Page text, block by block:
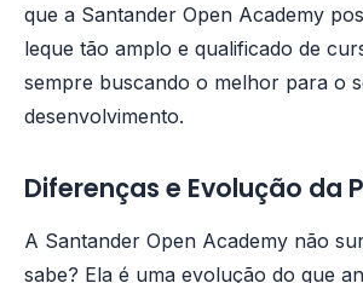
que a Santander Open Academy
leque tão amplo e qualificado de
sempre buscando o melhor para o
desenvolvimento.
Diferenças e Evolução da
A Santander Open Academy não
sabe? Ela é uma evolução do que